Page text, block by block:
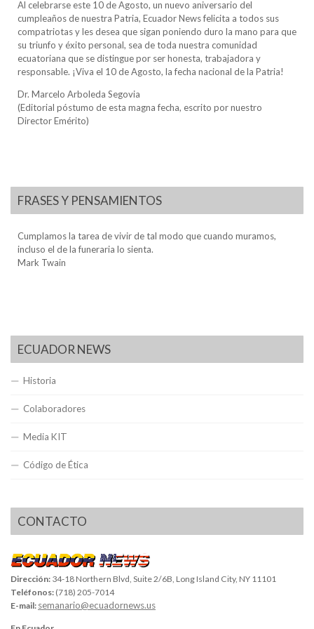
Al celebrarse este 10 de Agosto, un nuevo aniversario del
cumpleaños de nuestra Patria, Ecuador News felicita a todos sus
compatriotas y les desea que sigan poniendo duro la mano para que
su triunfo y éxito personal, sea de toda nuestra comunidad
ecuatoriana que se distingue por ser honesta, trabajadora y
responsable. ¡Viva el 10 de Agosto, la fecha nacional de la Patria!
Dr. Marcelo Arboleda Segovia
(Editorial póstumo de esta magna fecha, escrito por nuestro
Director Emérito)
FRASES Y PENSAMIENTOS
Cumplamos la tarea de vivir de tal modo que cuando muramos,
incluso el de la funeraria lo sienta.
Mark Twain
ECUADOR NEWS
Historia
Colaboradores
Media KIT
Código de Ética
CONTACTO
Dirección: 34-18 Northern Blvd, Suite 2/6B, Long Island City, NY 11101
Teléfonos: (718) 205-7014
E-mail: semanario@ecuadornews.us